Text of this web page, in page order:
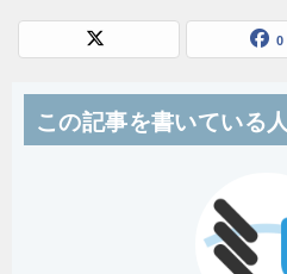
0
この記事を書いている人